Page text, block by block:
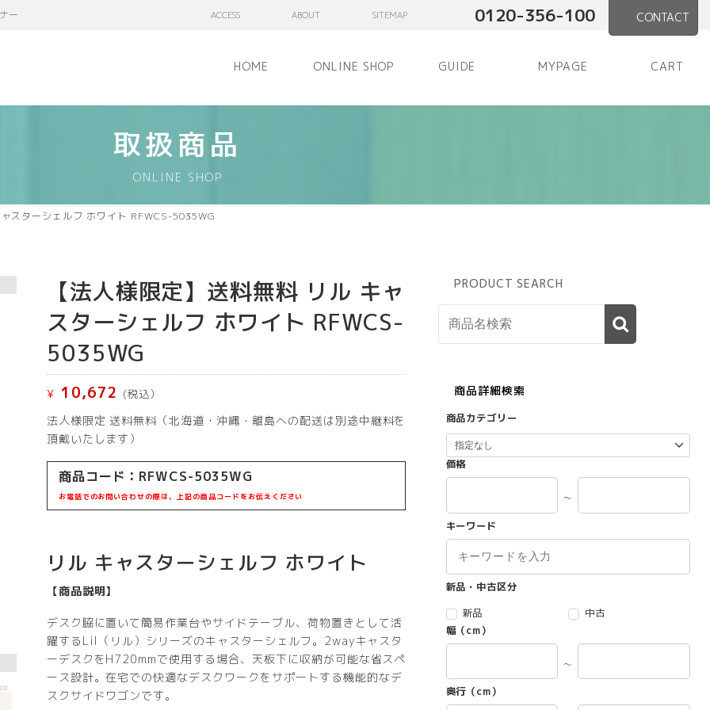
ー ACCESS ABOUT SITEMAP 0120-356-100 CONTACT
HOME ONLINE SHOP GUIDE MYPAGE CART
取扱商品
ONLINE SHOP
スターシェルフ ホワイト RFWCS-5035WG
【法人様限定】送料無料 リル キャ
スターシェルフ ホワイト RFWCS-
5035WG
¥ 10,672 (税込）
法人様限定 送料無料（北海道・沖縄・離島への配送は別途中継料を
頂戴いたします）
商品コード：RFWCS-5035WG
お電話でのお問い合わせの際は、上記の商品コードをお伝えください
リル キャスターシェルフ ホワイト
【商品説明】
デスク脇に置いて簡易作業台やサイドテーブル、荷物置きとして活
躍するLil（リル）シリーズのキャスターシェルフ。2wayキャスタ
ーデスクをH720mmで使用する場合、天板下に収納が可能な省スペ
ース設計。在宅での快適なデスクワークをサポートする機能的なデ
スクサイドワゴンです。
PRODUCT SEARCH
商品詳細検索
商品カテゴリー
価格
～
キーワード
新品・中古区分
新品
中古
幅（cm）
～
奥行（cm）